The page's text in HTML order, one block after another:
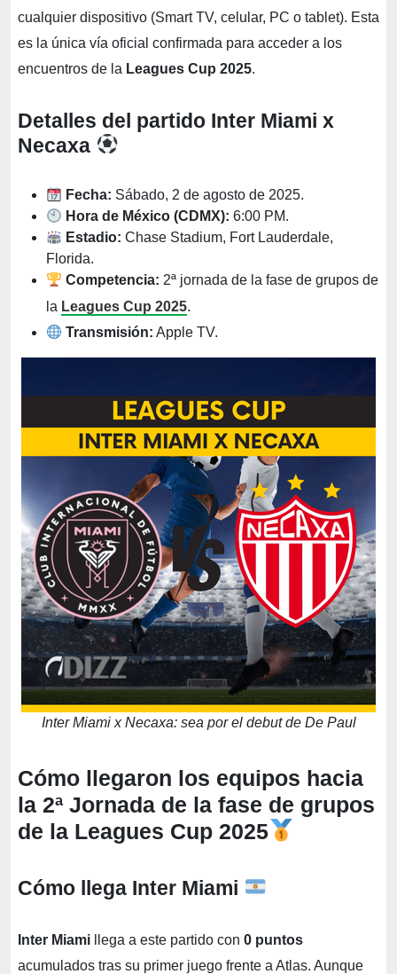
cualquier dispositivo (Smart TV, celular, PC o tablet). Esta
es la única vía oficial confirmada para acceder a los
encuentros de la Leagues Cup 2025.
Detalles del partido Inter Miami x
Necaxa
Fecha: Sábado, 2 de agosto de 2025.
Hora de México (CDMX): 6:00 PM.
Estadio: Chase Stadium, Fort Lauderdale,
Florida.
Competencia: 2ª jornada de la fase de grupos de
la Leagues Cup 2025.
Transmisión: Apple TV.
Inter Miami x Necaxa: sea por el debut de De Paul
Cómo llegaron los equipos hacia
la 2ª Jornada de la fase de grupos
de la Leagues Cup 2025
Cómo llega Inter Miami
Inter Miami llega a este partido con 0 puntos
acumulados tras su primer juego frente a Atlas. Aunque